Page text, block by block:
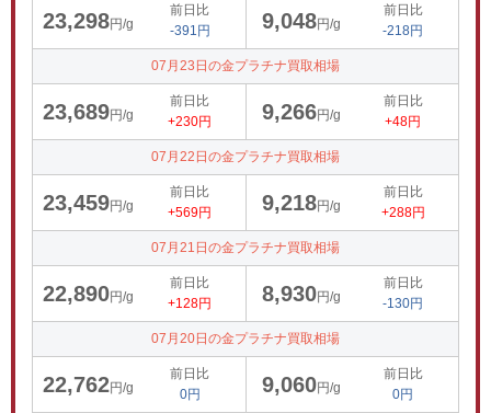
23,298円/g
前日比
-391円
9,048円/g
前日比
-218円
07月23日の金プラチナ買取相場
23,689円/g
前日比
+230円
9,266円/g
前日比
+48円
07月22日の金プラチナ買取相場
23,459円/g
前日比
+569円
9,218円/g
前日比
+288円
07月21日の金プラチナ買取相場
22,890円/g
前日比
+128円
8,930円/g
前日比
-130円
07月20日の金プラチナ買取相場
22,762円/g
前日比
0円
9,060円/g
前日比
0円